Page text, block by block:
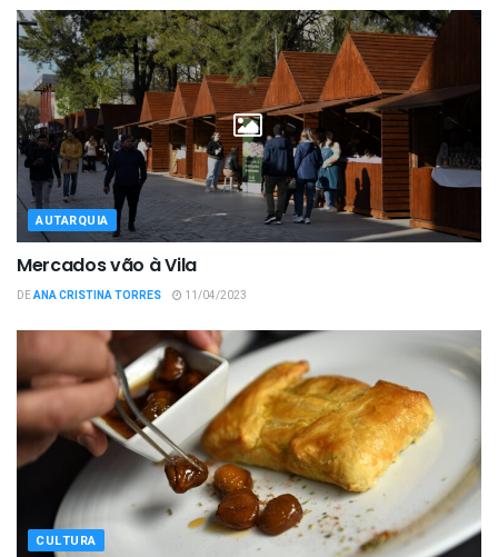
AUTARQUIA
Mercados vão à Vila
DEANA CRISTINA TORRES 11/04/2023
CULTURA